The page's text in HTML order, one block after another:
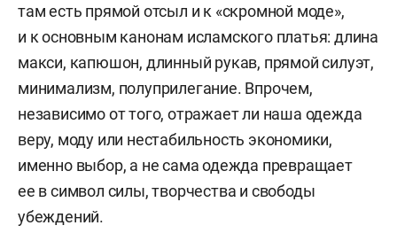
там есть прямой отсыл и к «скромной моде»,
и к основным канонам исламского платья: длина
макси, капюшон, длинный рукав, прямой силуэт,
минимализм, полуприлегание. Впрочем,
независимо от того, отражает ли наша одежда
веру, моду или нестабильность экономики,
именно выбор, а не сама одежда превращает
ее в символ силы, творчества и свободы
убеждений.